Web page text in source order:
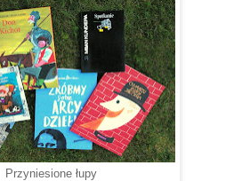
Przyniesione łupy